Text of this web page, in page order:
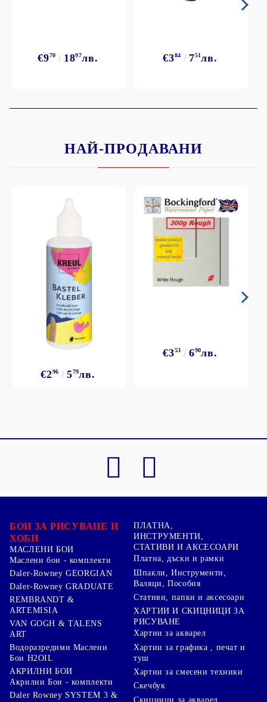
€970 1897лв. €384 751лв.
НАЙ-ПРОДАВАНИ
€296 579лв.
€353 690лв.
БОИ ЗА РИСУВАНЕ И
ХОБИ
МАСЛЕНИ БОИ
Маслени бои - комплекти
Daler-Rowney GEORGIAN
Daler-Rowney GRADUATE
REMBRANDT &
ARTEMISIA
VAN GOGH & TALENS
ART
Водоразредими Маслени
Бои H2OIL
АКРИЛНИ БОИ
Акрилни Бои - комплекти
Daler Rowney SYSTEM 3 &
ПЛАТНА,
ИНСТРУМЕНТИ,
СТАТИВИ И АКСЕСОАРИ
Платна, дъски и рамки
Шпакли, Инструменти,
Валяци, Пособия
Стативи, папки и аксесоари
ХАРТИИ И СКИЦНИЦИ ЗА
РИСУВАНЕ
Хартии за акварел
Хартии за графика , печат и
туш
Хартии за смесени техники
Скечбук
Скицници за акварел